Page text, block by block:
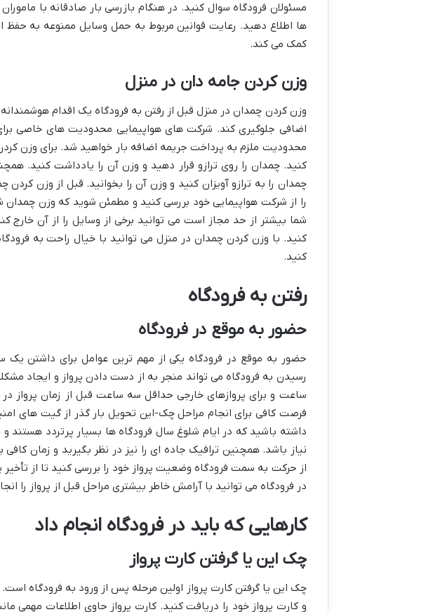
مسئولان فرودگاه سوال کنید. در هنگام بازرسی بار صادقانه با
ها اطلاع دهید. رعایت قوانین مربوط به حمل وسایل ممنوعه به حفظ
کمک می کند.
وزن کردن جامه دان در منزل
وزن کردن چمدان در منزل قبل از رفتن به فرودگاه یک اقدام
اضافی جلوگیری کند. شرکت های هواپیمایی محدودیت های خاصی
محدودیت ملزم به پرداخت جریمه اضافه بار خواهید شد. برای وزن
کنید. چمدان را روی ترازو قرار دهید و وزن آن را یادداشت کنید.
چمدان را به ترازو آویزان کنید و وزن آن را بخوانید. قبل از وزن کردن
را از شرکت هواپیمایی خود بررسی کنید و مطمئن شوید که وزن چمدان
شما بیشتر از حد مجاز است می توانید برخی از وسایل را از آن
کنید. با وزن کردن چمدان در منزل می توانید با خیال راحت به
کنید.
رفتن به فرودگاه
حضور به موقع در فرودگاه
حضور به موقع در فرودگاه یکی از مهم ترین عوامل برای داشتن
رسیدن به فرودگاه می تواند منجر به از دست دادن پرواز و ایجاد
ساعت و برای پروازهای خارجی حداقل سه ساعت قبل از زمان پرواز
فرصت کافی برای انجام مراحل چک-این تحویل بار گذر از گیت های
داشته باشید که در ایام شلوغ سال فرودگاه ها بسیار پرتردد هستند
نیاز باشد. همچنین ترافیک جاده ای را نیز در نظر بگیرید و زمان
از حرکت به سمت فرودگاه وضعیت پرواز خود را بررسی کنید تا از
در فرودگاه می توانید با آرامش خاطر بیشتری مراحل قبل از پرواز را
کارهایی که باید در فرودگاه انجام داد
چک این یا گرفتن کارت پرواز
چک این یا گرفتن کارت پرواز اولین مرحله پس از ورود به فرودگاه
و کارت پرواز خود را دریافت کنید. کارت پرواز حاوی اطلاعات مهمی